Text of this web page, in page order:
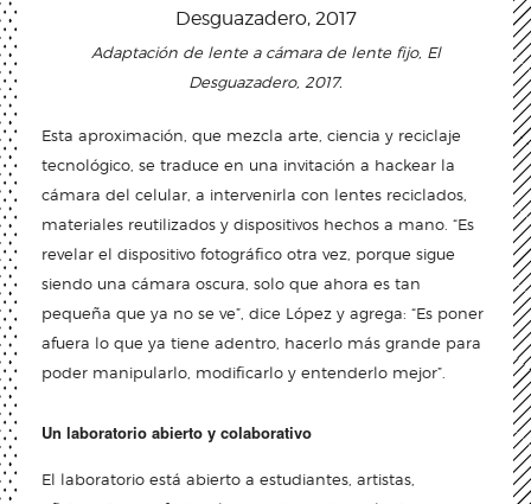
Adaptación de lente a cámara de lente fijo, El
Desguazadero, 2017.
Esta aproximación, que mezcla arte, ciencia y reciclaje
tecnológico, se traduce en una invitación a hackear la
cámara del celular, a intervenirla con lentes reciclados,
materiales reutilizados y dispositivos hechos a mano. “Es
revelar el dispositivo fotográfico otra vez, porque sigue
siendo una cámara oscura, solo que ahora es tan
pequeña que ya no se ve”, dice López y agrega: “Es poner
afuera lo que ya tiene adentro, hacerlo más grande para
poder manipularlo, modificarlo y entenderlo mejor”.
Un laboratorio abierto y colaborativo
El laboratorio está abierto a estudiantes, artistas,